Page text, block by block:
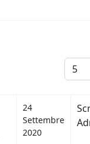
24
Settembre
2020